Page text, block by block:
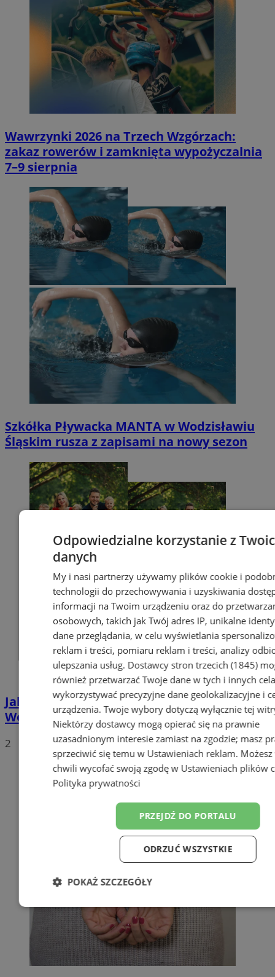
Wawrzynki 2026 na Trzech Wzgórzach:
zakaz rowerów i zamknięta wypożyczalnia
7–9 sierpnia
Szkółka Pływacka MANTA w Wodzisławiu
Śląskim rusza z zapisami na nowy sezon
Jak uzyskać Kartę Dużej Rodziny w
Wodzisławiu? Poznaj plusy jej posiadania
2
Odpowiedzialne korzystanie z
danych
My i nasi partnerzy używamy plików cookie i
technologii do przechowywania i uzyskiwania
informacji na Twoim urządzeniu oraz do
osobowych, takich jak Twój adres IP, unikalne
dane przeglądania, w celu wyświetlania
reklam i treści, pomiaru reklam i treści, analizy
ulepszania usług. Dostawcy stron trzecich (1845)
również przetwarzać Twoje dane w tych i innych
wykorzystywać precyzyjne dane geolokalizacyjne i
urządzenia. Twoje wybory dotyczą wyłącznie tej
Niektórzy dostawcy mogą opierać się na prawnie
uzasadnionym interesie zamiast na zgodzie; masz
sprzeciwić się temu w Ustawieniach reklam.
chwili wycofać swoją zgodę w Ustawieniach plików
Polityka prywatności
PRZEJDŹ DO PORTALU
ODRZUĆ WSZYSTKIE
POKAŻ SZCZEGÓŁY
Niezbędne Wydajność
Funkcjonalność